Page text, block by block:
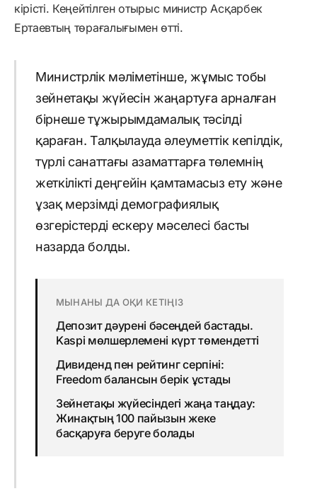
кірісті. Кеңейтілген отырыс министр Асқарбек
Ертаевтың төрағалығымен өтті.
Министрлік мәліметінше, жұмыс тобы
зейнетақы жүйесін жаңартуға арналған
бірнеше тұжырымдамалық тәсілді
қараған. Талқылауда әлеуметтік кепілдік,
түрлі санаттағы азаматтарға төлемнің
жеткілікті деңгейін қамтамасыз ету және
ұзақ мерзімді демографиялық
өзгерістерді ескеру мәселесі басты
назарда болды.
МЫНАНЫ ДА ОҚИ КЕТІҢІЗ
Депозит дәурені бәсеңдей бастады.
Kaspi мөлшерлемені күрт төмендетті
Дивиденд пен рейтинг серпіні:
Freedom балансын берік ұстады
Зейнетақы жүйесіндегі жаңа таңдау:
Жинақтың 100 пайызын жеке
басқаруға беруге болады